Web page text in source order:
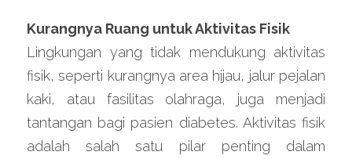
Kurangnya Ruang untuk Aktivitas Fisik
Lingkungan yang tidak mendukung aktivitas
fisik, seperti kurangnya area hijau, jalur pejalan
kaki, atau fasilitas olahraga, juga menjadi
tantangan bagi pasien diabetes. Aktivitas fisik
adalah salah satu pilar penting dalam